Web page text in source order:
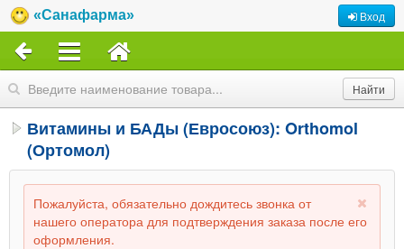
«Санафарма» Вход
Витамины и БАДы (Евросоюз): Orthomol
(Ортомол)
Пожалуйста, обязательно дождитесь звонка от
нашего оператора для подтверждения заказа после его
оформления.